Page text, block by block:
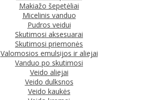
Makiažo šepetėliai
Micelinis vanduo
Pudros veidui
Skutimosi aksesuarai
Skutimosi priemonės
Valomosios emulsijos ir aliejai
Vanduo po skutimosi
Veido aliejai
Veido dulksnos
Veido kaukės